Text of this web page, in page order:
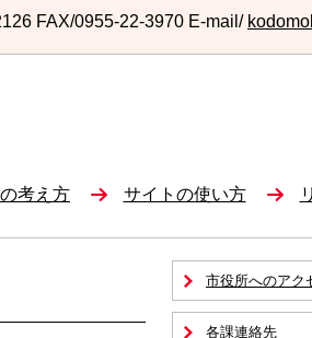
FAX/0955-22-3970 E-mail/
考え方 サイトの使い方
市役所へのアク
各課連絡先